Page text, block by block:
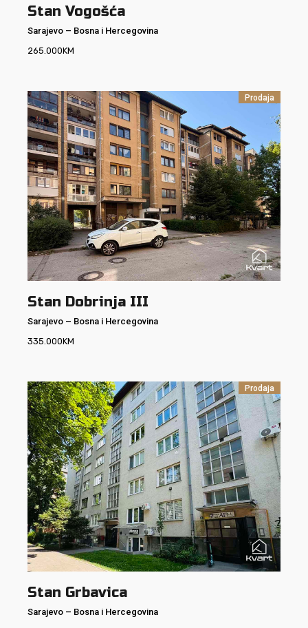
Stan Vogošća
Sarajevo – Bosna i Hercegovina
265.000KM
Prodaja
Stan Dobrinja III
Sarajevo – Bosna i Hercegovina
335.000KM
Prodaja
Stan Grbavica
Sarajevo – Bosna i Hercegovina